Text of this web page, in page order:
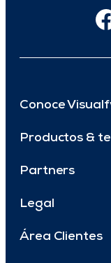
Conoce
Productos &
Partners
Legal
Área Clientes